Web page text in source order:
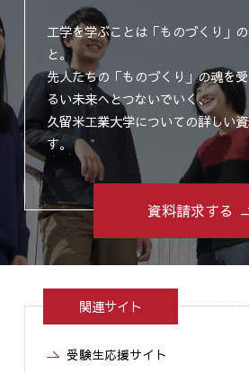
工学を学ぶことは「ものづくり」
と。
先人たちの「ものづくり」の魂を
るい未来へとつないでいく、
久留米工業大学についての詳しい
す。
資料請求する
関連サイト
受験生応援サイト